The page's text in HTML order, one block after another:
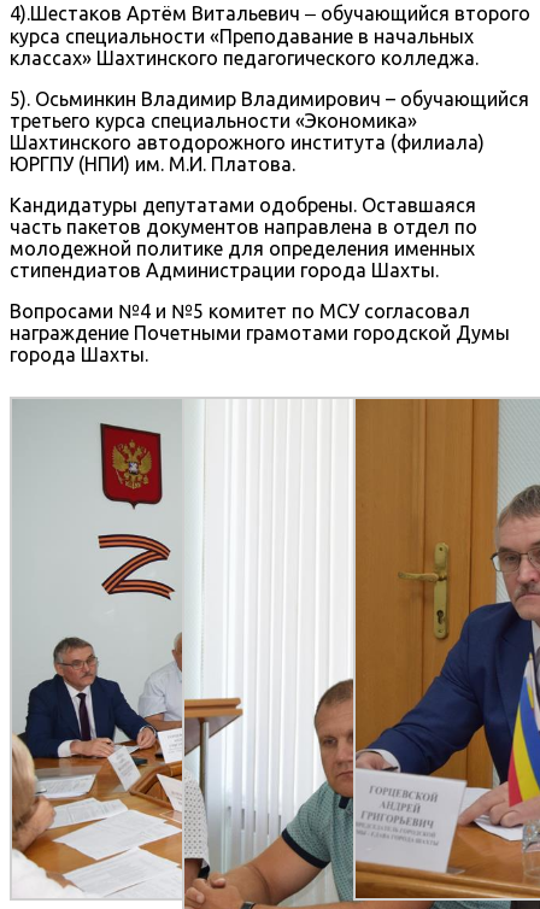
4).Шестаков Артём Витальевич ‒ обучающийся второго
курса специальности «Преподавание в начальных
классах» Шахтинского педагогического колледжа.
5). Осьминкин Владимир Владимирович – обучающийся
третьего курса специальности «Экономика»
Шахтинского автодорожного института (филиала)
ЮРГПУ (НПИ) им. М.И. Платова.
Кандидатуры депутатами одобрены. Оставшаяся
часть пакетов документов направлена в отдел по
молодежной политике для определения именных
стипендиатов Администрации города Шахты.
Вопросами №4 и №5 комитет по МСУ согласовал
награждение Почетными грамотами городской Думы
города Шахты.